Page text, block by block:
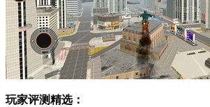
玩家评测精选：